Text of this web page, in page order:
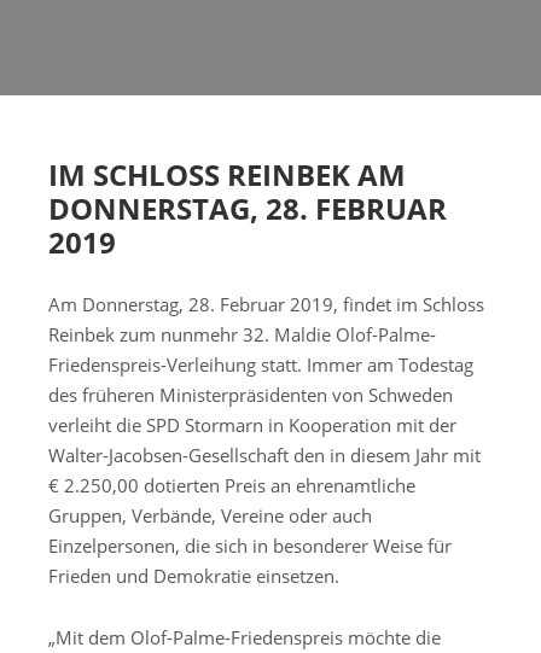
IM SCHLOSS REINBEK AM
DONNERSTAG, 28. FEBRUAR
2019
Am Donnerstag, 28. Februar 2019, findet im Schloss
Reinbek zum nunmehr 32. Maldie Olof-Palme-
Friedenspreis-Verleihung statt. Immer am Todestag
des früheren Ministerpräsidenten von Schweden
verleiht die SPD Stormarn in Kooperation mit der
Walter-Jacobsen-Gesellschaft den in diesem Jahr mit
€ 2.250,00 dotierten Preis an ehrenamtliche
Gruppen, Verbände, Vereine oder auch
Einzelpersonen, die sich in besonderer Weise für
Frieden und Demokratie einsetzen.
„Mit dem Olof-Palme-Friedenspreis möchte die